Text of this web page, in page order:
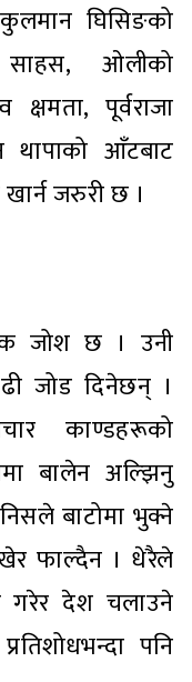
घिसिङको
ओलीको
पूर्वराजा
थापाको आँटबाट
जरुरी छ ।
जोश छ । उनी
जोड दिनेछन् ।
काण्डहरूको
बालेन अल्झिनु
बाटोमा भुक्ने
फाल्दैन । धेरैले
गरेर देश चलाउने
पनि